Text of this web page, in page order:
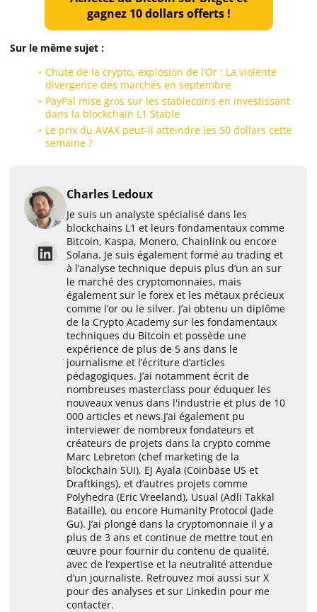
gagnez 10 dollars offerts !
Sur le même sujet :
Chute de la crypto, explosion de l’Or : La violente
divergence des marchés en septembre
PayPal mise gros sur les stablecoins en investissant
dans la blockchain L1 Stable
Le prix du AVAX peut-il atteindre les 50 dollars cette
semaine ?
Charles Ledoux
Je suis un analyste spécialisé dans les
blockchains L1 et leurs fondamentaux comme
Bitcoin, Kaspa, Monero, Chainlink ou encore
Solana. Je suis également formé au trading et
à l’analyse technique depuis plus d’un an sur
le marché des cryptomonnaies, mais
également sur le forex et les métaux précieux
comme l’or ou le silver. J’ai obtenu un diplôme
de la Crypto Academy sur les fondamentaux
techniques du Bitcoin et possède une
expérience de plus de 5 ans dans le
journalisme et l’écriture d’articles
pédagogiques. J’ai notamment écrit de
nombreuses masterclass pour éduquer les
nouveaux venus dans l'industrie et plus de 10
000 articles et news.J’ai également pu
interviewer de nombreux fondateurs et
créateurs de projets dans la crypto comme
Marc Lebreton (chef marketing de la
blockchain SUI), EJ Ayala (Coinbase US et
Draftkings), et d’autres projets comme
Polyhedra (Eric Vreeland), Usual (Adli Takkal
Bataille), ou encore Humanity Protocol (Jade
Gu). J’ai plongé dans la cryptomonnaie il y a
plus de 3 ans et continue de mettre tout en
œuvre pour fournir du contenu de qualité,
avec de l’expertise et la neutralité attendue
d’un journaliste. Retrouvez moi aussi sur X
pour des analyses et sur Linkedin pour me
contacter.